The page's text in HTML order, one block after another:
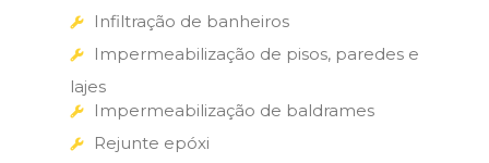
Infiltração de banheiros
Impermeabilização de pisos, paredes e
lajes
Impermeabilização de baldrames
Rejunte epóxi